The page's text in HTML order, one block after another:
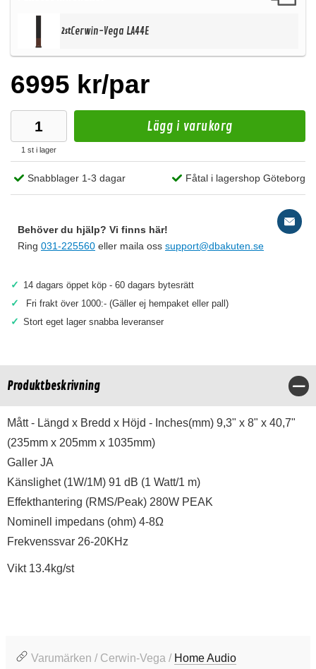
2stCerwin-Vega LA44E
6995 kr/par
1 st i lager
Lägg i varukorg
Snabblager 1-3 dagar Fåtal i lagershop Göteborg
Behöver du hjälp? Vi finns här!
Ring 031-225560 eller maila oss support@dbakuten.se
✓ 14 dagars öppet köp - 60 dagars bytesrätt
✓ Fri frakt över 1000:- (Gäller ej hempaket eller pall)
✓ Stort eget lager snabba leveranser
Produktbeskrivning
Mått - Längd x Bredd x Höjd - Inches(mm) 9,3" x 8" x 40,7"
(235mm x 205mm x 1035mm)
Galler JA
Känslighet (1W/1M) 91 dB (1 Watt/1 m)
Effekthantering (RMS/Peak) 280W PEAK
Nominell impedans (ohm) 4-8Ω
Frekvenssvar 26-20KHz
Vikt 13.4kg/st
Varumärken / Cerwin-Vega / Home Audio